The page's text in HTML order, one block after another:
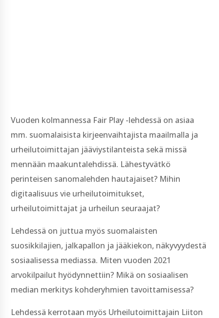
Vuoden kolmannessa Fair Play -lehdessä on asiaa
mm. suomalaisista kirjeenvaihtajista maailmalla ja
urheilutoimittajan jääviystilanteista sekä missä
mennään maakuntalehdissä. Lähestyvätkö
perinteisen sanomalehden hautajaiset? Mihin
digitaalisuus vie urheilutoimitukset,
urheilutoimittajat ja urheilun seuraajat?
Lehdessä on juttua myös suomalaisten
suosikkilajien, jalkapallon ja jääkiekon, näkyvyydestä
sosiaalisessa mediassa. Miten vuoden 2021
arvokilpailut hyödynnettiin? Mikä on sosiaalisen
median merkitys kohderyhmien tavoittamisessa?
Lehdessä kerrotaan myös Urheilutoimittajain Liiton